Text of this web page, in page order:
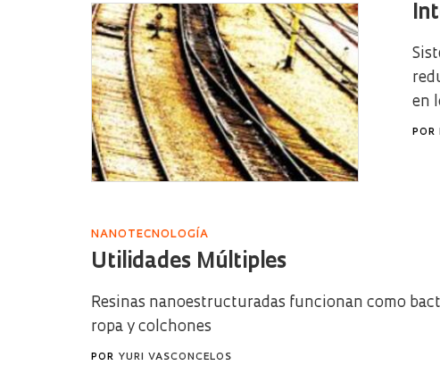
en
POR
NANOTECNOLOGÍA
Utilidades Múltiples
Resinas nanoestructuradas funcionan como
ropa y colchones
POR YURI VASCONCELOS